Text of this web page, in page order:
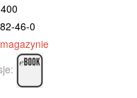
400
46-0